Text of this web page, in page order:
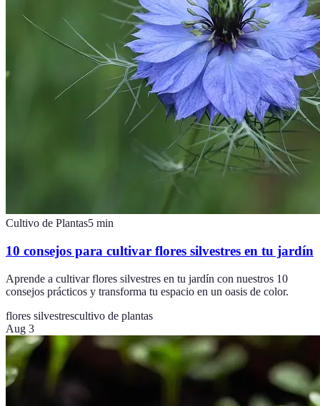
Cultivo de Plantas5 min
10 consejos para cultivar flores silvestres en tu jardín
Aprende a cultivar flores silvestres en tu jardín con nuestros 10
consejos prácticos y transforma tu espacio en un oasis de color.
flores silvestrescultivo de plantas
Aug 3